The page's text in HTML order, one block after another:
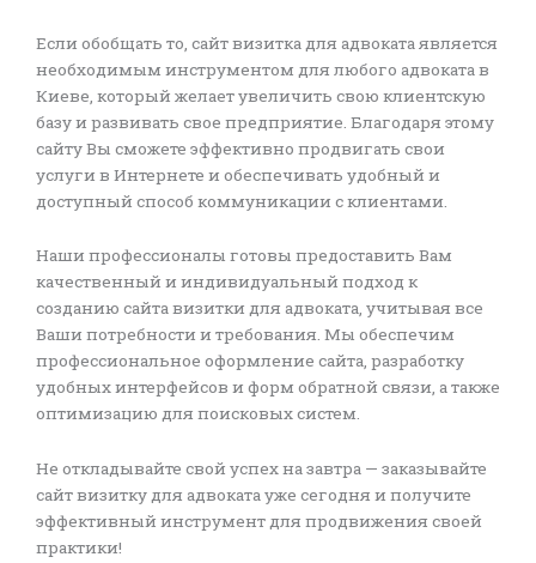
Если обобщать то, сайт визитка для адвоката является
необходимым инструментом для любого адвоката в
Киеве, который желает увеличить свою клиентскую
базу и развивать свое предприятие. Благодаря этому
сайту Вы сможете эффективно продвигать свои
услуги в Интернете и обеспечивать удобный и
доступный способ коммуникации с клиентами.
Наши профессионалы готовы предоставить Вам
качественный и индивидуальный подход к
созданию сайта визитки для адвоката, учитывая все
Ваши потребности и требования. Мы обеспечим
профессиональное оформление сайта, разработку
удобных интерфейсов и форм обратной связи, а также
оптимизацию для поисковых систем.
Не откладывайте свой успех на завтра — заказывайте
сайт визитку для адвоката уже сегодня и получите
эффективный инструмент для продвижения своей
практики!